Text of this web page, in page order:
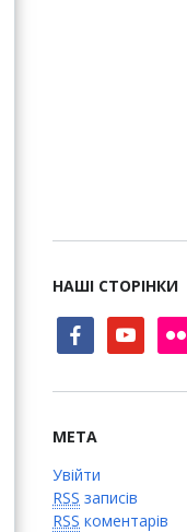
НАШІ СТОРІНКИ
facebookyoutube flickr
МЕТА
Увійти
RSS записів
RSS коментарів